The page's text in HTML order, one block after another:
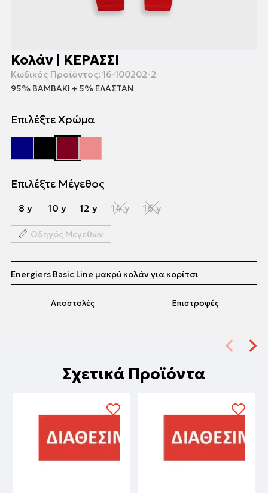
Κολάν | ΚΕΡΑΣΣΙ
Κωδικός Προϊόντος: 16-100202-2
95% ΒΑΜΒΑΚΙ + 5% ΕΛΑΣΤΑΝ
Επιλέξτε Χρώμα
Επιλέξτε Μέγεθος
8 y 10 y 12 y 14 y 16 y
Οδηγός Μεγεθών
Αποστολές Επιστροφές
Energiers Basic Line μακρύ κολάν για κορίτσι
Σχετικά Προϊόντα